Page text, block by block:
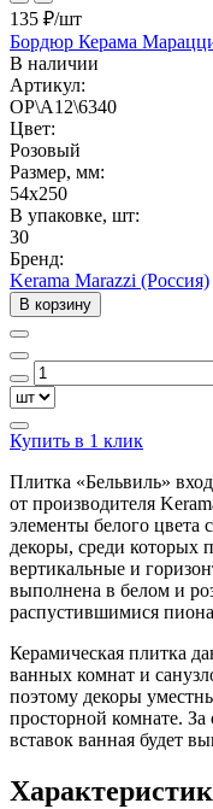
135 ₽/шт
Бордюр Керама
В наличии
Артикул:
OP\A12\6340
Цвет:
Розовый
Размер, мм:
54x250
В упаковке, шт:
30
Бренд:
Kerama Marazzi (Россия)
В корзину
Купить в 1 клик
Плитка «Бельвиль»
от производителя
элементы белого цвета
декоры, среди которых
вертикальные и
выполнена в белом и
распустившимися
Керамическая плитка
ванных комнат и
поэтому декоры
просторной комнате. За
вставок ванная будет